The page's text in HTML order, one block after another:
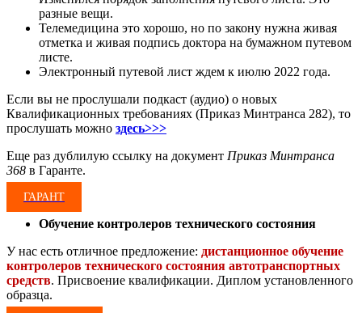
разные вещи.
Телемедицина это хорошо, но по закону нужна живая
отметка и живая подпись доктора на бумажном путевом
листе.
Электронный путевой лист ждем к июлю 2022 года.
Если вы не прослушали подкаст (аудио) о новых
Квалификационных требованиях (Приказ Минтранса 282), то
прослушать можно здесь>>>
Еще раз дублилую ссылку на документ Приказ Минтранса
368 в Гаранте.
ГАРАНТ
Обучение контролеров технического состояния
У нас есть отличное предложение: дистанционное обучение
контролеров технического состояния автотранспортных
средств. Присвоение квалификации. Диплом установленного
образца.